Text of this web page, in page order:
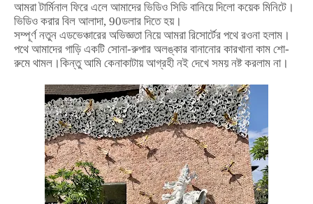
আমরা টার্মিনাল ফিরে এলে আমাদের ভিডিও সিডি বানিয়ে দিলো কয়েক মিনিটে।
ভিডিও করার বিল আলাদা, 90ডলার দিতেহয়।
সম্পূর্ণ নতুন এডভেঞ্চারের অভিজ্ঞতা নিয়ে আমরা রিসোর্টের পথে রওনা হলাম।
পথে আমাদের গাড়ি একটি সোনা-রুপার অলঙ্কার বানানোর কারখানা কাম শো-
রুমে থামল।কিন্তু আমি কেনাকাটায় আগ্রহী নই দেখে সময় নষ্ট করলাম না।